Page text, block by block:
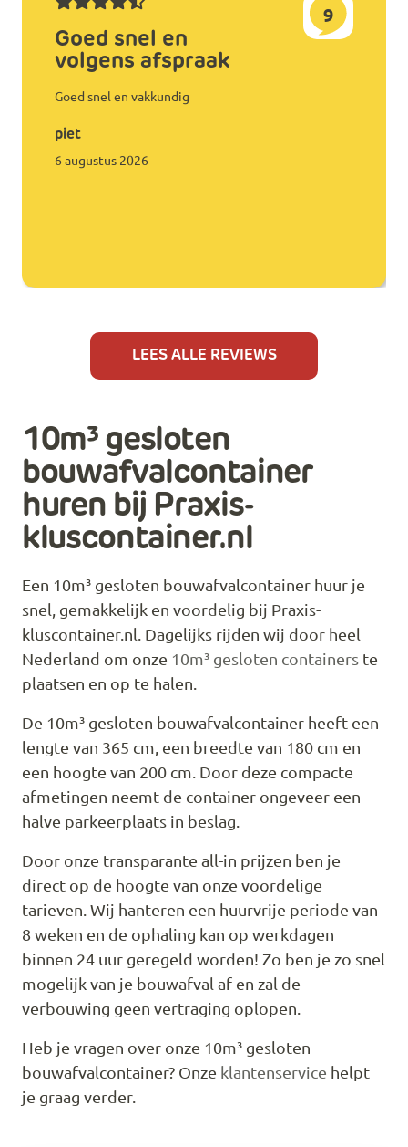
Goed snel en
volgens afspraak
9
Goed snel en vakkundig
piet
6 augustus 2026
LEES ALLE REVIEWS
10m³ gesloten
bouwafvalcontainer
huren bij Praxis-
kluscontainer.nl
Een 10m³ gesloten bouwafvalcontainer huur je
snel, gemakkelijk en voordelig bij Praxis-
kluscontainer.nl. Dagelijks rijden wij door heel
Nederland om onze 10m³ gesloten containers te
plaatsen en op te halen.
De 10m³ gesloten bouwafvalcontainer heeft een
lengte van 365 cm, een breedte van 180 cm en
een hoogte van 200 cm. Door deze compacte
afmetingen neemt de container ongeveer een
halve parkeerplaats in beslag.
Door onze transparante all-in prijzen ben je
direct op de hoogte van onze voordelige
tarieven. Wij hanteren een huurvrije periode van
8 weken en de ophaling kan op werkdagen
binnen 24 uur geregeld worden! Zo ben je zo snel
mogelijk van je bouwafval af en zal de
verbouwing geen vertraging oplopen.
Heb je vragen over onze 10m³ gesloten
bouwafvalcontainer? Onze klantenservice helpt
je graag verder.